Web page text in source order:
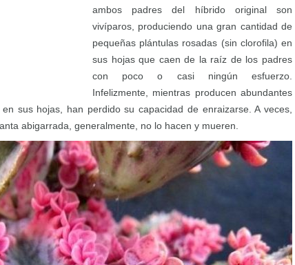
ambos padres del híbrido original son
vivíparos, produciendo una gran cantidad de
pequeñas plántulas rosadas (sin clorofila) en
sus hojas que caen de la raíz de los padres
con poco o casi ningún esfuerzo.
Infelizmente, mientras producen abundantes
sus hojas, han perdido su capacidad de enraizarse. A veces,
abigarrada, generalmente, no lo hacen y mueren.